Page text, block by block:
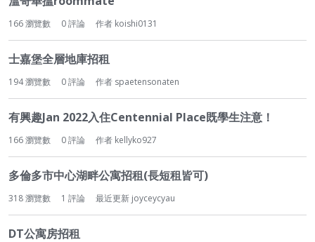
166瀏覽數 0評論 作者 koishi0131
士嘉堡全層地庫招租
194瀏覽數 0評論 作者 spaetensonaten
有興趣Jan 2022入住Centennial Place既學生注意！
166瀏覽數 0評論 作者 kellyko927
多倫多市中心湖畔公寓招租(長短租皆可)
318瀏覽數 1 評論 最近更新 joyceycyau
DT公寓房招租